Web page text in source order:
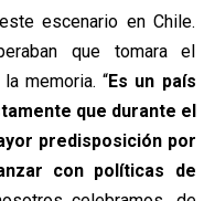
escenario en Chile.
que tomara el
memoria. “Es un país
que durante el
predisposición por
con políticas de